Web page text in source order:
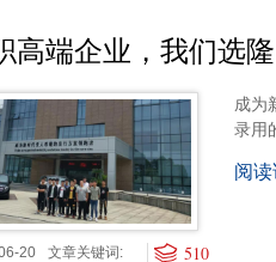
高端企业，我们选
成为
录用
阅
20 文章关键词: 510